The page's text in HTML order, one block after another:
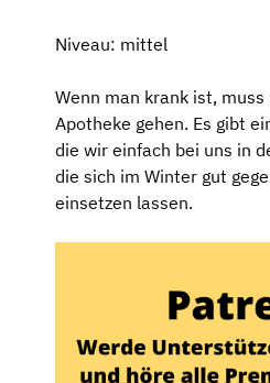
Niveau: mittel
Wenn man krank ist,
Apotheke gehen. Es gibt
die wir einfach bei uns in
die sich im Winter gut
einsetzen lassen.